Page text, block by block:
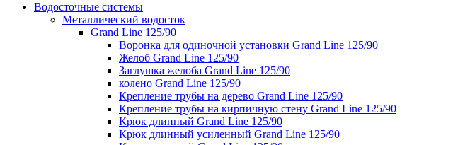
Водосточные системы
Металлический водосток
Grand Line 125/90
Воронка для одиночной установки Grand Line 125/90
Желоб Grand Line 125/90
Заглушка желоба Grand Line 125/90
колено Grand Line 125/90
Крепление трубы на дерево Grand Line 125/90
Крепление трубы на кирпичную стену Grand Line 125/90
Крюк длинный Grand Line 125/90
Крюк длинный усиленный Grand Line 125/90